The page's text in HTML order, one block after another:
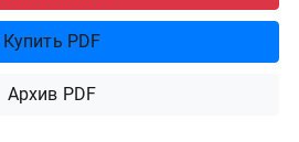
Купить PDF
Архив PDF